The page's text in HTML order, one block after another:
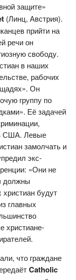
защите»
(Линц, Австрия).
прийти на
речи он
свободу.
в наших
рабочих
Он
группу по
Её задачей
в США. Левые
замолчать и
экс-
«Они не
должны
христиан будут
главных
христиане-
что граждане
Catholic